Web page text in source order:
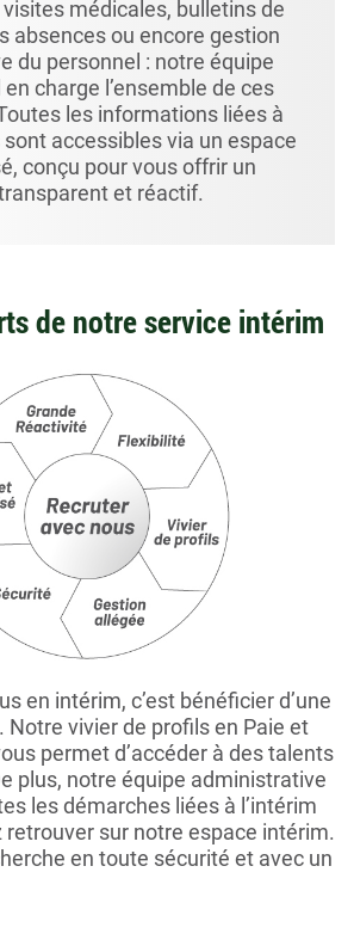
médicales, bulletins de
absences ou encore gestion
du personnel : notre équipe
charge l’ensemble de ces
les informations liées à
accessibles via un espace
conçu pour vous offrir un
et réactif.
de notre service intérim
en intérim, c’est bénéficier d’une
Notre vivier de profils en Paie et
permet d’accéder à des talents
plus, notre équipe administrative
les démarches liées à l’intérim
retrouver sur notre espace intérim.
en toute sécurité et avec un